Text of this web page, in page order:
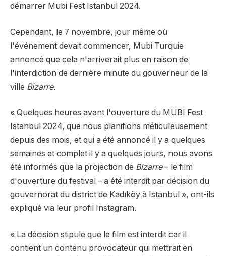
démarrer Mubi Fest Istanbul 2024.
Cependant, le 7 novembre, jour même où
l'événement devait commencer, Mubi Turquie
annoncé que cela n'arriverait plus en raison de
l'interdiction de dernière minute du gouverneur de la
ville Bizarre.
« Quelques heures avant l'ouverture du MUBI Fest
Istanbul 2024, que nous planifions méticuleusement
depuis des mois, et qui a été annoncé il y a quelques
semaines et complet il y a quelques jours, nous avons
été informés que la projection de Bizarre– le film
d'ouverture du festival – a été interdit par décision du
gouvernorat du district de Kadıköy à Istanbul », ont-ils
expliqué via leur profil Instagram.
« La décision stipule que le film est interdit car il
contient un contenu provocateur qui mettrait en